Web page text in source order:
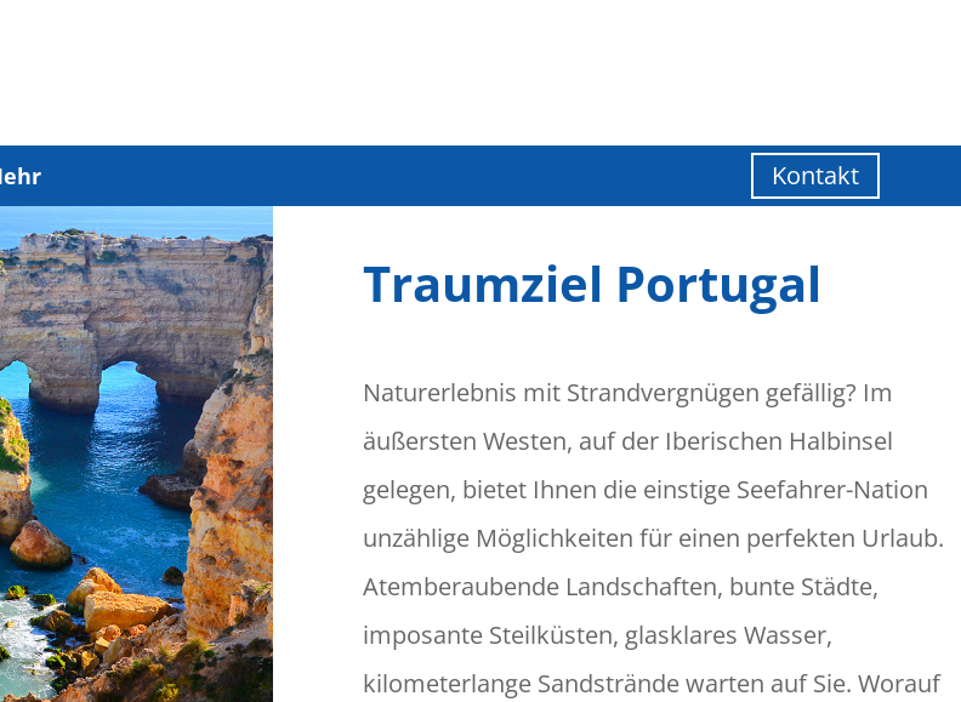
Kontakt
Traumziel Portugal
Naturerlebnis mit Strandvergnügen gefällig? Im
äußersten Westen, auf der Iberischen Halbinsel
gelegen, bietet Ihnen die einstige Seefahrer-Nation
unzählige Möglichkeiten für einen perfekten Urlaub.
Atemberaubende Landschaften, bunte Städte,
imposante Steilküsten, glasklares Wasser,
kilometerlange Sandstrände warten auf Sie. Worauf